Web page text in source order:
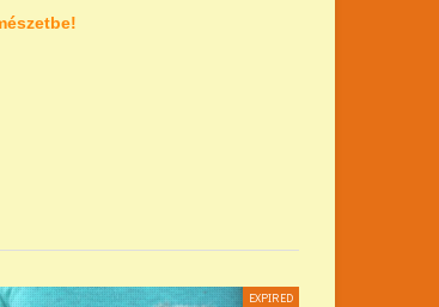
EXPIRED